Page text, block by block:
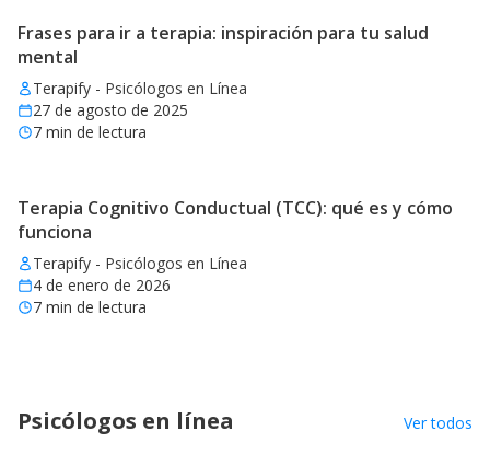
Frases para ir a terapia: inspiración para tu salud
mental
Terapify - Psicólogos en Línea
27 de agosto de 2025
7 min de lectura
Terapia Cognitivo Conductual (TCC): qué es y cómo
funciona
Terapify - Psicólogos en Línea
4 de enero de 2026
7 min de lectura
Psicólogos en línea Ver todos